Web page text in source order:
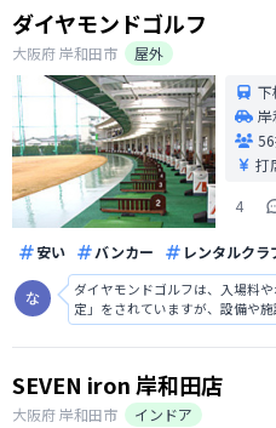
ダイヤモンドゴルフ
大阪府岸和田市
屋外
下
岸
打
4
安い バンカー レンタルクラ
ダイヤモンドゴルフは、入場料
定」をされていますが、設備や
タッフの応対もとても良く、笑
教育されているなと感じていま
SEVEN iron 岸和田店
大阪府岸和田市
インドア